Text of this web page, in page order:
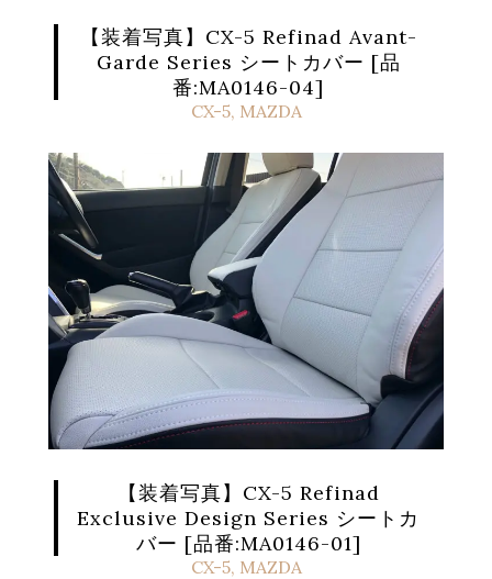
【装着写真】CX-5 Refinad Avant-
Garde Series シートカバー [品
番:MA0146-04]
CX-5, MAZDA
【装着写真】CX-5 Refinad
Exclusive Design Series シートカ
バー [品番:MA0146-01]
CX-5, MAZDA